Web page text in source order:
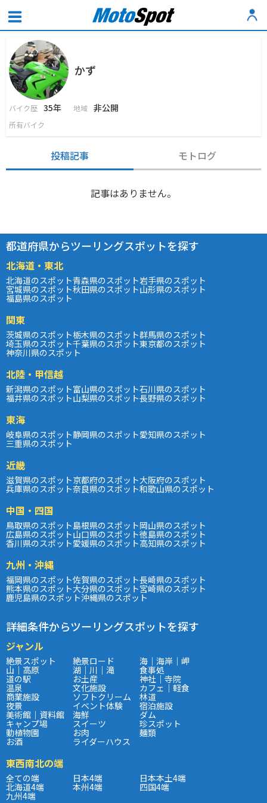
かず
バイク歴 35年 地域 非公開
所有バイク
投稿記事 モトログ
記事はありません。
都道府県からツーリングスポットを探す
北海道・東北
北海道のスポット青森県のスポット岩手県のスポット
宮城県のスポット秋田県のスポット山形県のスポット
福島県のスポット
関東
茨城県のスポット栃木県のスポット群馬県のスポット
埼玉県のスポット千葉県のスポット東京都のスポット
神奈川県のスポット
北陸・甲信越
新潟県のスポット富山県のスポット石川県のスポット
福井県のスポット山梨県のスポット長野県のスポット
東海
岐阜県のスポット静岡県のスポット愛知県のスポット
三重県のスポット
近畿
滋賀県のスポット京都府のスポット大阪府のスポット
兵庫県のスポット奈良県のスポット和歌山県のスポット
中国・四国
鳥取県のスポット島根県のスポット岡山県のスポット
広島県のスポット山口県のスポット徳島県のスポット
香川県のスポット愛媛県のスポット高知県のスポット
九州・沖縄
福岡県のスポット佐賀県のスポット長崎県のスポット
熊本県のスポット大分県のスポット宮崎県のスポット
鹿児島県のスポット沖縄県のスポット
詳細条件からツーリングスポットを探す
ジャンル
絶景スポット 絶景ロード 海｜海岸｜岬
山｜高原 湖｜川｜滝 食事処
道の駅 お土産 神社｜寺院
温泉 文化施設 カフェ｜軽食
商業施設 ソフトクリーム 林道
夜景 イベント体験 宿泊施設
美術館｜資料館 海鮮 ダム
キャンプ場 スイーツ 珍スポット
動植物園 お肉 麺類
お酒 ライダーハウス
東西南北の端
全ての端 日本4端 日本本土4端
北海道4端 本州4端 四国4端
九州4端